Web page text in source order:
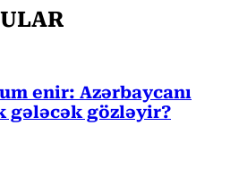
enir: Azərbaycanı
gələcək gözləyir?